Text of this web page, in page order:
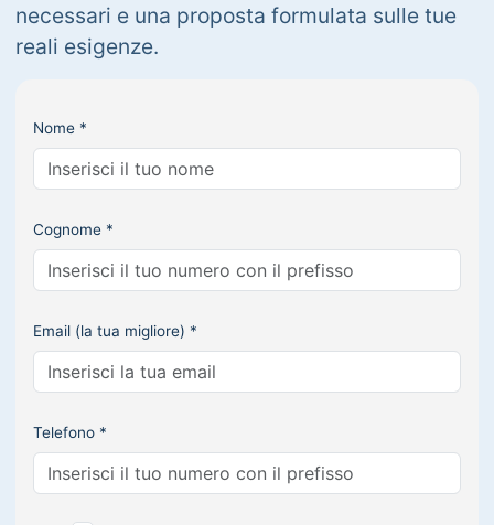
necessari e una proposta formulata sulle tue
reali esigenze.
Nome *
Cognome *
Email (la tua migliore) *
Telefono *